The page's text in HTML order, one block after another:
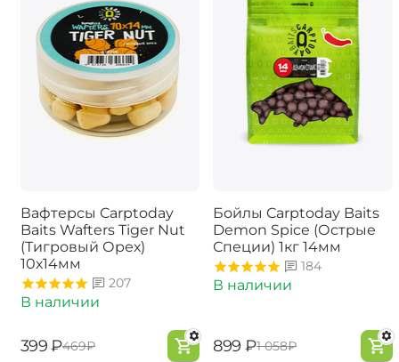
Вафтерсы Carptoday
Baits Wafters Tiger Nut
(Тигровый Орех)
10х14мм
207
В наличии
‍399‍ ₽‍469‍₽
Бойлы Carptoday Baits
Demon Spice (Острые
Специи) 1кг 14мм
184
В наличии
‍899‍ ₽‍1 058‍₽